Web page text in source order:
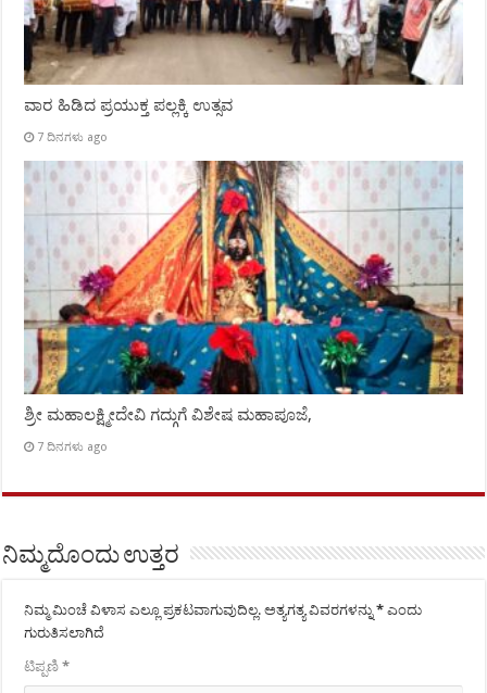
ವಾರ ಹಿಡಿದ ಪ್ರಯುಕ್ತ ಪಲ್ಲಕ್ಕಿ ಉತ್ಸವ
7 ದಿನಗಳು ago
ಶ್ರೀ ಮಹಾಲಕ್ಷ್ಮೀದೇವಿ ಗದ್ಗುಗೆ ವಿಶೇಷ ಮಹಾಪೂಜೆ,
7 ದಿನಗಳು ago
ನಿಮ್ಮದೊಂದು ಉತ್ತರ
ನಿಮ್ಮ ಮಿಂಚೆ ವಿಳಾಸ ಎಲ್ಲೂ ಪ್ರಕಟವಾಗುವುದಿಲ್ಲ. ಅತ್ಯಗತ್ಯ ವಿವರಗಳನ್ನು* ಎಂದು
ಗುರುತಿಸಲಾಗಿದೆ
ಟಿಪ್ಪಣಿ*